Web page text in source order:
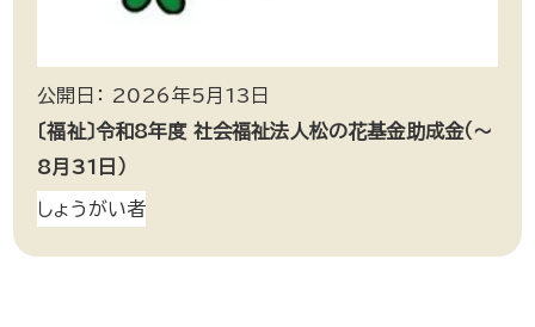
公開日： 2026年5月13日
〔福祉〕令和8年度 社会福祉法人松の花基金助成金（～
8月31日）
しょうがい者